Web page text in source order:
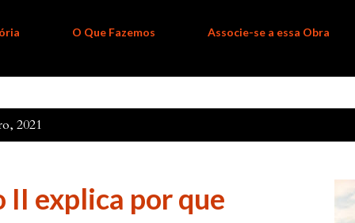
O Que Fazemos Associe-se a essa Obra
2021
II explica por que